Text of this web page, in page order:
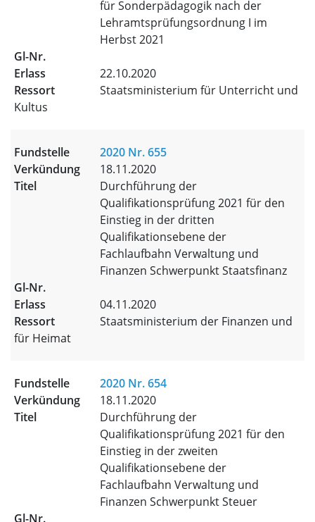
für Sonderpädagogik nach der
Lehramtsprüfungsordnung I im
Herbst 2021
22.10.2020
Staatsministerium für Unterricht und
Kultus
2020 Nr. 655
18.11.2020
Durchführung der
Qualifikationsprüfung 2021 für den
Einstieg in der dritten
Qualifikationsebene der
Fachlaufbahn Verwaltung und
Finanzen Schwerpunkt Staatsfinanz
04.11.2020
Staatsministerium der Finanzen und
für Heimat
2020 Nr. 654
18.11.2020
Durchführung der
Qualifikationsprüfung 2021 für den
Einstieg in der zweiten
Qualifikationsebene der
Fachlaufbahn Verwaltung und
Finanzen Schwerpunkt Steuer